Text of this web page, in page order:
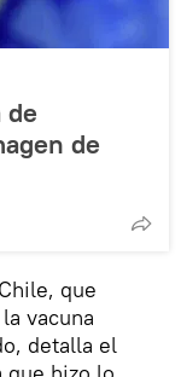
de
de
que
vacuna
detalla el